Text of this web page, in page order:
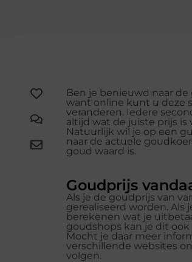
Ben je benieuwd naar
want online kunt u deze
veranderen. Iedere
altijd wat de juiste prijs
Natuurlijk wil je op een
naar de actuele
goud waard is.
Goudprijs
Als je de goudprijs van
gerealiseerd worden.
berekenen wat je
goudshops kan je dit
Mocht je daar meer
verschillende websites
volgen.